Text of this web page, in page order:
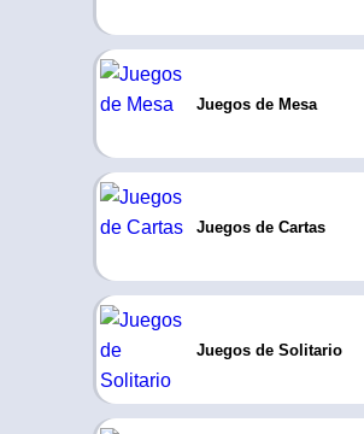
Juegos de Mesa
Juegos de Cartas
Juegos de Solitario